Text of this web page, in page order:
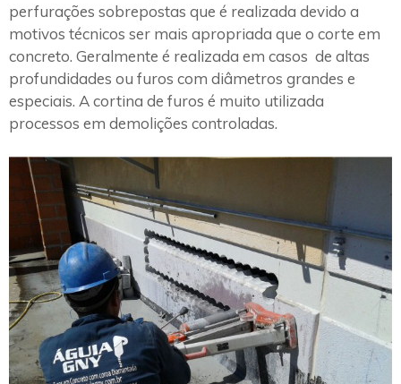
perfurações sobrepostas que é realizada devido a
motivos técnicos ser mais apropriada que o corte em
concreto. Geralmente é realizada em casos de altas
profundidades ou furos com diâmetros grandes e
especiais. A cortina de furos é muito utilizada
processos em demolições controladas.